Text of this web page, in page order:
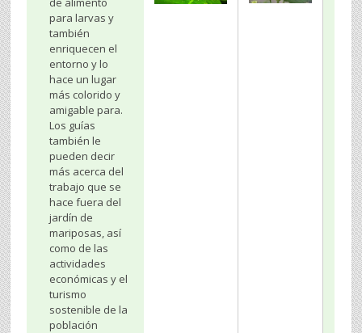
para larvas y
también
enriquecen el
entorno y lo
hace un lugar
más colorido y
amigable para.
Los guías
también le
pueden decir
más acerca del
trabajo que se
hace fuera del
jardín de
mariposas, así
como de las
actividades
económicas y el
turismo
sostenible de la
población